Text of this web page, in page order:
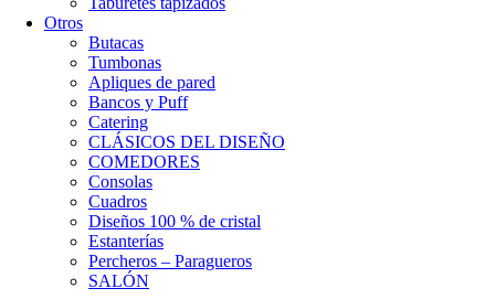
Otros
Butacas
Tumbonas
Apliques de pared
Bancos y Puff
Catering
CLÁSICOS DEL DISEÑO
COMEDORES
Consolas
Cuadros
Diseños 100 % de cristal
Estanterías
Percheros – Paragueros
SALÓN